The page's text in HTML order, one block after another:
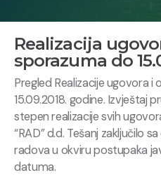
Realizacija
sporazuma do
Pregled Realizacije ugovora i
15.09.2018. godine. Izvještaj
stepen realizacije svih
“RAD” d.d. Tešanj zaključilo
radova u okviru postupaka
datuma.